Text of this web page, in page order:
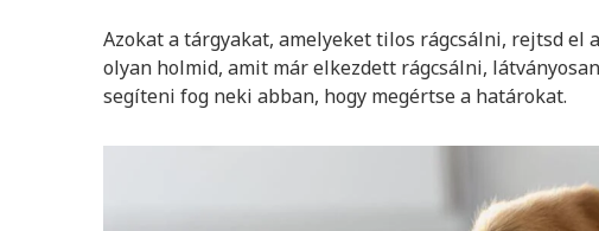
Azokat a tárgyakat, amelyeket tilos rágcsálni, rejtsd el
olyan holmid, amit már elkezdett rágcsálni,
segíteni fog neki abban, hogy megértse a határokat.